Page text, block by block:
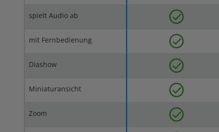
spielt Audio ab
mit Fernbedienung
Diashow
Miniaturansicht
Zoom